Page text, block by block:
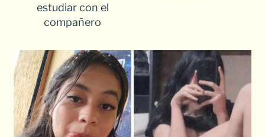
estudiar con el
compañero